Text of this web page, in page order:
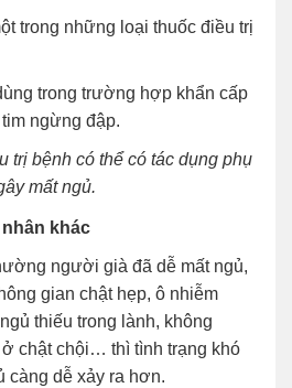
trong những loại thuốc điều trị
trong trường hợp khẩn cấp
ngừng đập.
trị bệnh có thể có tác dụng phụ
mất ngủ.
khác
người già đã dễ mất ngủ,
gian chật hẹp, ô nhiễm
thiếu trong lành, không
chật chội… thì tình trạng khó
càng dễ xảy ra hơn.